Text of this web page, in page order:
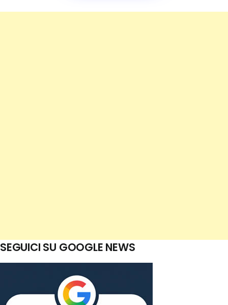
SEGUICI SU GOOGLE NEWS